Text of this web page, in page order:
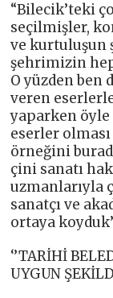
“Bilecik’teki
seçilmişler,
ve kurtuluşun
şehrimizin
O yüzden ben
veren
yaparken
eserler
örneğini
çini sanatı
uzmanlarıyla
sanatçı ve
ortaya
‘’TARİHİ
UYGUN